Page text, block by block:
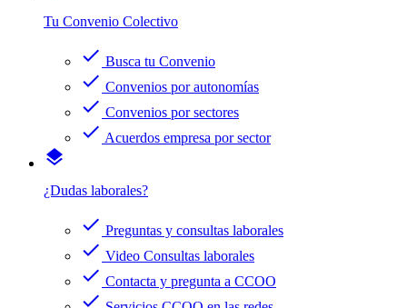
Tu Convenio Colectivo
check Busca tu Convenio
check Convenios por autonomías
check Convenios por sectores
check Acuerdos empresa por sector
layers
¿Dudas laborales?
check Preguntas y consultas laborales
check Video Consultas laborales
check Contacta y pregunta a CCOO
check